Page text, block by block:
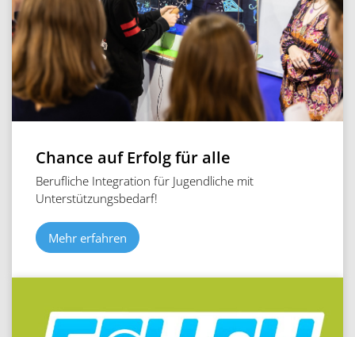
Chance auf Erfolg für alle
Berufliche Integration für Jugendliche mit
Unterstützungsbedarf!
Mehr erfahren